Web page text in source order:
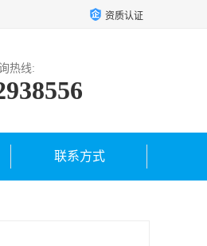
资质认证
热线:
联系方式